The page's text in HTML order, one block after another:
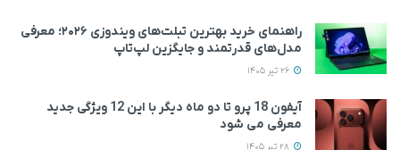
راهنمای خرید بهترین تبلت‌های ویندوزی ۲۰۲۶؛ معرفی
مدل‌های قدرتمند و جایگزین لپ‌تاپ
آیفون 18 پرو تا دو ماه دیگر با این 12 ویژگی جدید
معرفی می‌ شود